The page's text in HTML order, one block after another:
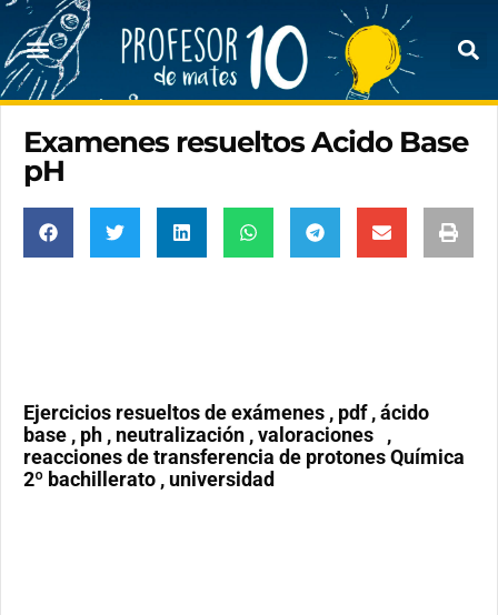
Examenes resueltos Acido Base
pH
Ejercicios resueltos de exámenes , pdf , ácido
base , ph , neutralización , valoraciones ,
reacciones de transferencia de protones Química
2º bachillerato , universidad